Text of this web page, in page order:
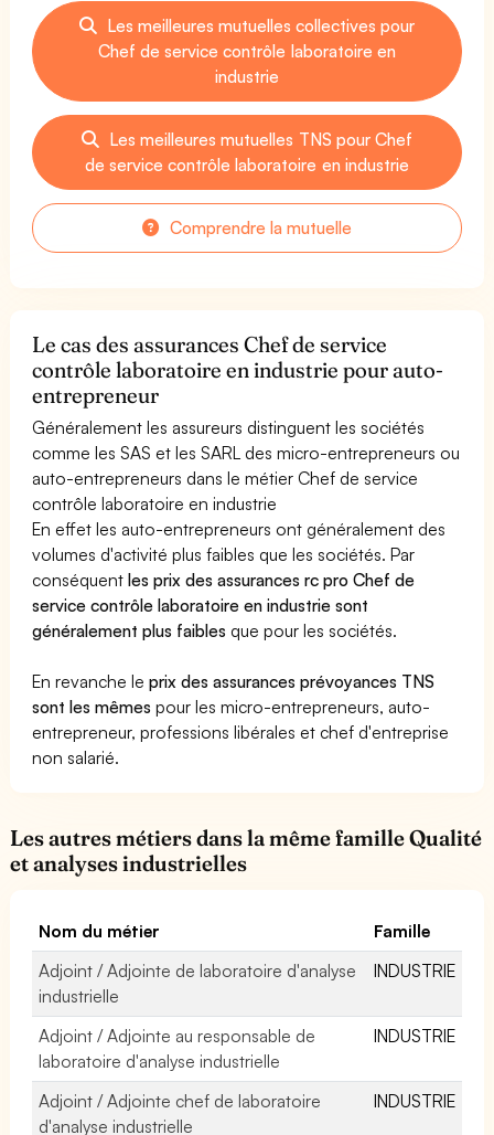
Les meilleures mutuelles collectives pour
Chef de service contrôle laboratoire en
industrie
Les meilleures mutuelles TNS pour Chef
de service contrôle laboratoire en industrie
Comprendre la mutuelle
Le cas des assurances Chef de service
contrôle laboratoire en industrie pour auto-
entrepreneur
Généralement les assureurs distinguent les sociétés
comme les SAS et les SARL des micro-entrepreneurs ou
auto-entrepreneurs dans le métier Chef de service
contrôle laboratoire en industrie
En effet les auto-entrepreneurs ont généralement des
volumes d'activité plus faibles que les sociétés. Par
conséquentles prix des assurances rc pro Chef de
service contrôle laboratoire en industrie sont
généralement plus faibles que pour les sociétés.
En revanche leprix des assurances prévoyances TNS
sont les mêmes pour les micro-entrepreneurs, auto-
entrepreneur, professions libérales et chef d'entreprise
non salarié.
Les autres métiers dans la même famille Qualité
et analyses industrielles
Nom du métier
Famille
Adjoint / Adjointe de laboratoire d'analyse
industrielle
INDUSTRIE
Adjoint / Adjointe au responsable de
laboratoire d'analyse industrielle
INDUSTRIE
Adjoint / Adjointe chef de laboratoire
d'analyse industrielle
INDUSTRIE